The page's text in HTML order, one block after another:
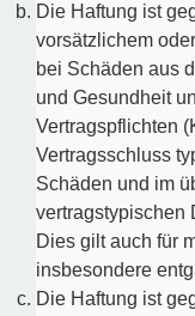
Die Haftung ist
vorsätzlichem
bei Schäden aus
und Gesundheit
Vertragspflichten
Vertragsschluss
Schäden und im
vertragstypischen
Dies gilt auch für
insbesondere
Die Haftung ist